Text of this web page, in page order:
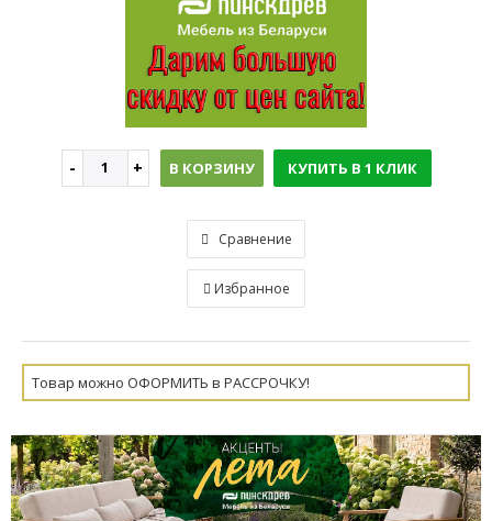
В КОРЗИНУ КУПИТЬ В 1 КЛИК
Сравнение
Избранное
Товар можно ОФОРМИТЬ в РАССРОЧКУ!